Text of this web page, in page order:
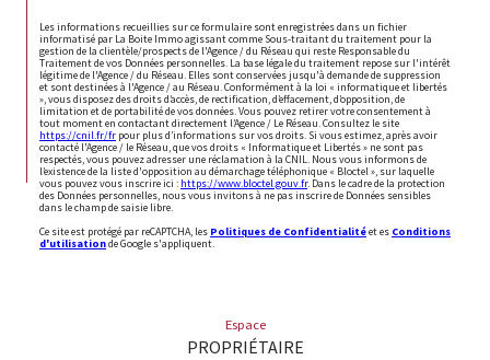
Les informations recueillies sur ce formulaire sont enregistrées dans un fichier
informatisé par La Boite Immo agissant comme Sous-traitant du traitement pour la
gestion de la clientèle/prospects de l'Agence / du Réseau qui reste Responsable du
Traitement de vos Données personnelles. La base légale du traitement repose sur l'intérêt
légitime de l'Agence / du Réseau. Elles sont conservées jusqu'à demande de suppression
et sont destinées à l'Agence / au Réseau. Conformément à la loi « informatique et libertés
», vous disposez des droits d’accès, de rectification, d’effacement, d’opposition, de
limitation et de portabilité de vos données. Vous pouvez retirer votre consentement à
tout moment en contactant directement l’Agence / Le Réseau. Consultez le site
https://cnil.fr/fr pour plus d’informations sur vos droits. Si vous estimez, après avoir
contacté l'Agence / le Réseau, que vos droits « Informatique et Libertés » ne sont pas
respectés, vous pouvez adresser une réclamation à la CNIL. Nous vous informons de
l’existence de la liste d'opposition au démarchage téléphonique « Bloctel », sur laquelle
vous pouvez vous inscrire ici : https://www.bloctel.gouv.fr. Dans le cadre de la protection
des Données personnelles, nous vous invitons à ne pas inscrire de Données sensibles
dans le champ de saisie libre.
Ce site est protégé par reCAPTCHA, les Politiques de Confidentialitéet es Conditions
d'utilisationde Google s'appliquent.
Espace
PROPRIÉTAIRE